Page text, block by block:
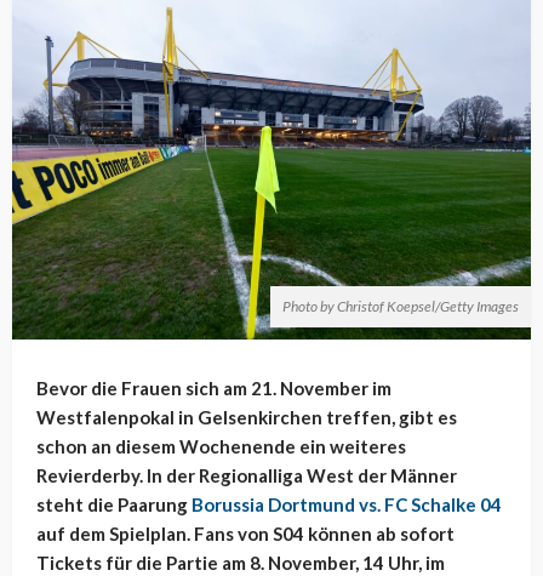
Photo by Christof Koepsel/Getty Images
Bevor die Frauen sich am 21. November im
Westfalenpokal in Gelsenkirchen treffen, gibt es
schon an diesem Wochenende ein weiteres
Revierderby. In der Regionalliga West der Männer
steht die Paarung Borussia Dortmund vs. FC Schalke 04
auf dem Spielplan. Fans von S04 können ab sofort
Tickets für die Partie am 8. November, 14 Uhr, im